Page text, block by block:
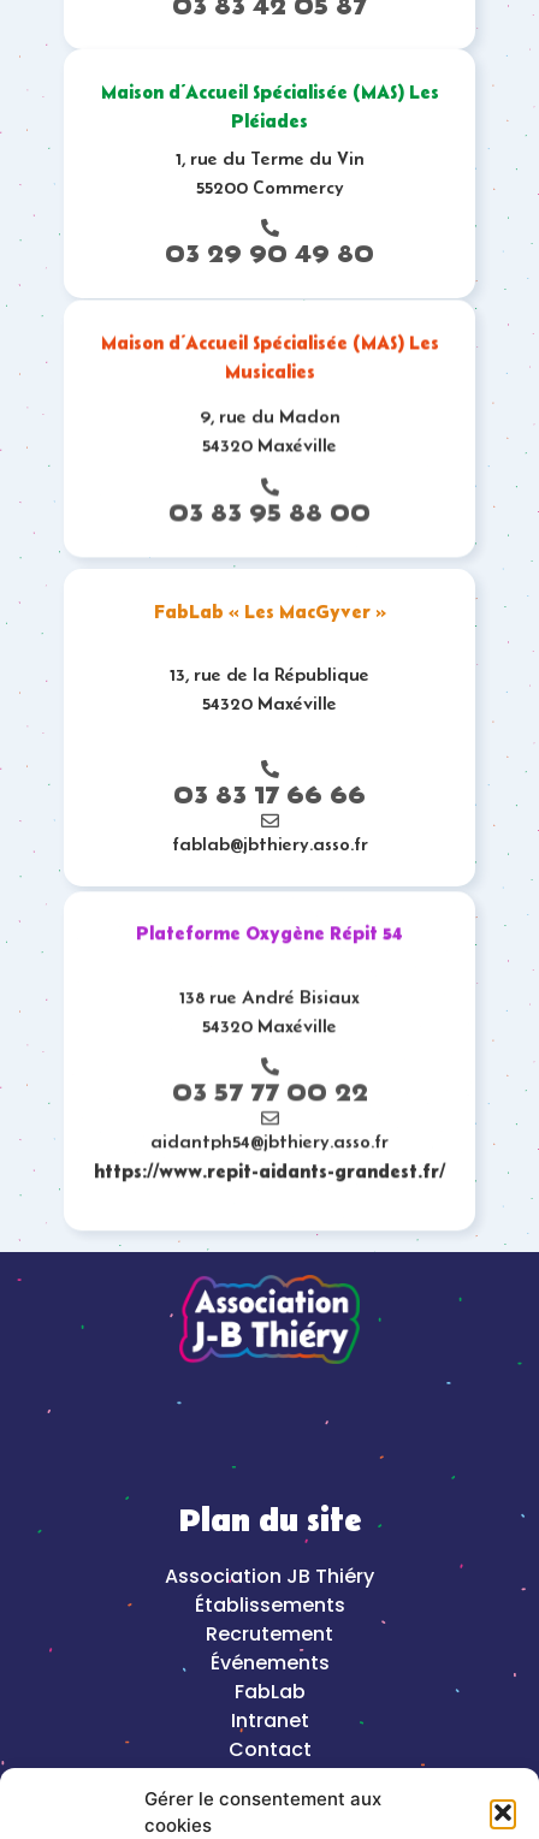
Gérer le consentement aux
cookies
Maison d’Accueil Spécialisée (MAS) Les
Pléiades
1, rue du Terme du Vin
55200 Commercy
03 29 90 49 80
Maison d’Accueil Spécialisée (MAS) Les
Musicalies
9, rue du Madon
54320 Maxéville
03 83 95 88 00
FabLab « Les MacGyver »
13, rue de la République
54320 Maxéville
03 83 17 66 66
fablab@jbthiery.asso.fr
Plateforme Oxygène Répit 54
138 rue André Bisiaux
54320 Maxéville
03 57 77 00 22
aidantph54@jbthiery.asso.fr
https://www.repit-aidants-grandest.fr/
Plan du site
Association JB Thiéry
Établissements
Recrutement
Événements
FabLab
Intranet
Contact